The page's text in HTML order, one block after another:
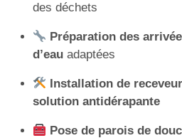
des déchets
Préparation des
d’eauadaptées
Installation de
solution antidérapante
Pose de parois de